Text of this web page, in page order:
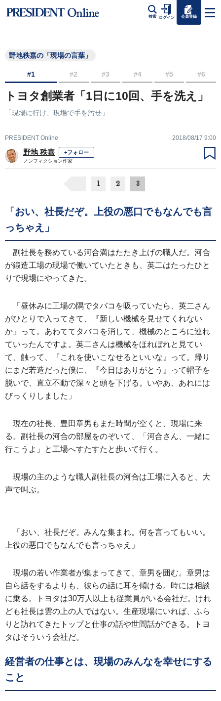
検索 ログイン 会員登録
野地秩嘉の「現場の言葉」
#1 #2 #3 #4 #5 #6
トヨタ創業者「1日に10回、手を洗え」
「現場に行け、現場で手を汚せ」
PRESIDENT Online 2018/08/17 9:00
野地 秩嘉 +フォロー
ノンフィクション作家
1 2 3
「おい、社長だぞ。上役の悪口でもなんでも言
っちゃえ」
副社長を務めている河合満はたたき上げの職人だ。河合
が鍛造工場の現場で働いていたときも、英二はたったひと
りで現場にやってきた。
「昼休みに工場の隅でタバコを吸っていたら、英二さん
がひとりで入ってきて、『新しい機械を見せてくれない
か』って。あわててタバコを消して、機械のところに連れ
ていったんですよ。英二さんは機械をほれぼれと見てい
て、触って、『これを使いこなせるといいな』って。帰り
にまだ若造だった僕に、『今日はありがとう』って帽子を
脱いで、直立不動で深々と頭を下げる。いやあ、あれには
びっくりしました」
現在の社長、豊田章男もまた時間が空くと、現場に来
る。副社長の河合の部屋をのぞいて、「河合さん、一緒に
行こうよ」と工場へすたすたと歩いて行く。
現場の主のような職人副社長の河合は工場に入ると、大
声で叫ぶ。
「おい、社長だぞ。みんな集まれ。何を言ってもいい。
上役の悪口でもなんでも言っちゃえ」
現場の若い作業者が集まってきて、章男を囲む。章男は
自ら話をするよりも、彼らの話に耳を傾ける。時には相談
に乗る。トヨタは30万人以上も従業員がいる会社だ。けれ
ども社長は雲の上の人ではない。生産現場にいれば、ふら
りと訪れてきたトップと仕事の話や世間話ができる。トヨ
タはそういう会社だ。
経営者の仕事とは、現場のみんなを幸せにする
こと